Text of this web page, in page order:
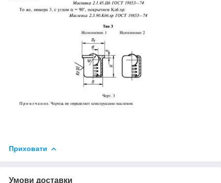
Приховати
Умови доставки